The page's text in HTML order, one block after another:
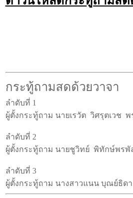
กระทู้ถามสดด้วยวาจา
ลำดับที่ 1
ผู้ตั้งกระทู้ถาม นายเรวัต วิศรุตเวช พ
ลำดับที่ 2
ผู้ตั้งกระทู้ถาม นายชูวิทย์ พิทักษ์พรพั
ลำดับที่ 3
ผู้ตั้งกระทู้ถาม นางสาวแนน บุณย์ธิ